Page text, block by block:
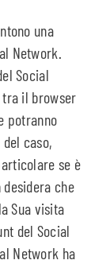
una
Network.
Social
tra il browser
potranno
caso,
se è
che
Sua visita
del Social
Network ha